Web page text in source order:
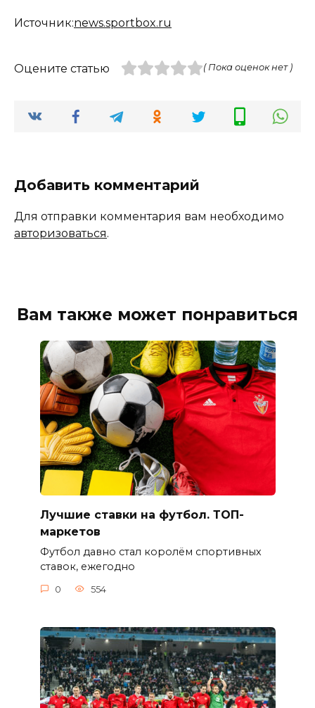
Источник:news.sportbox.ru
Оцените статью ( Пока оценок нет )
Добавить комментарий
Для отправки комментария вам необходимо
авторизоваться.
Вам также может понравиться
Лучшие ставки на футбол. ТОП-
маркетов
Футбол давно стал королём спортивных
ставок, ежегодно
0 554